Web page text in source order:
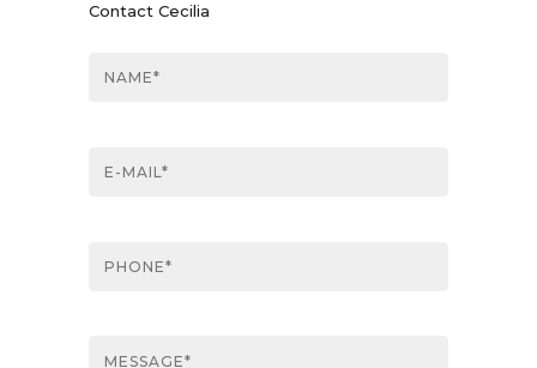
Contact Cecilia